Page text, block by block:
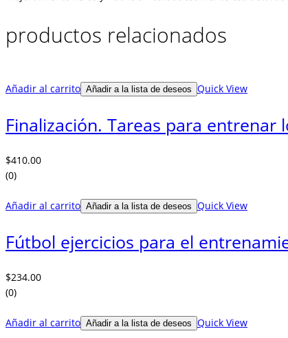
productos relacionados
Añadir al carrito Añadir a la lista de deseos Quick View
Finalización. Tareas para entrenar
$410.00
(0)
Añadir al carrito Añadir a la lista de deseos Quick View
Fútbol ejercicios para el
$234.00
(0)
Añadir al carrito Añadir a la lista de deseos Quick View